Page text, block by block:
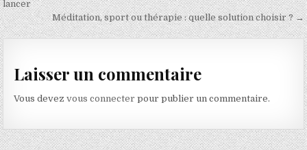
lancer
Méditation, sport ou thérapie : quelle solution choisir ? →
Laisser un commentaire
Vous devezvous connecter pour publier un commentaire.